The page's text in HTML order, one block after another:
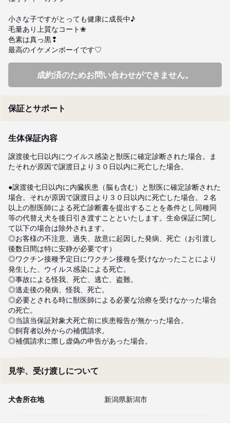
小さな子ですがとっても健康に成長中♪
毛量あり上質なコート❀
色素は真っ黒❢
最高のイケメンボーイです♡
成約済のためお問い合わせができません。
保証とサポート
生体保証内容
譲渡後七日以内にウイルス感染と獣医に確定診断された場合。ま
たそれが原因で譲渡日より３０日以内に死亡した場合。
●譲渡後七日以内に内臓疾患（脳も含む）と獣医に確定診断された
場合。それが原因で譲渡日より３０日以内に死亡した場合。２名
以上の獣医師による死亡診断書を提出することを条件とし同種同
等の代替え犬を後日引き渡すことといたします。生命保証に関し
て以下の場合は除外されます。
◎お客様の不注意、過失、故意に起因した発病、死亡（お引渡し
後数日間は特に安静が必要です）
◎ワクチン接種予定日にワクチン接種を受けなかったことにより
発生した、ウイルス感染による死亡。
◎事故による怪我、死亡、逃亡、盗難。
◎逃走後の発病、怪我、死亡。
◎必要とされる時に獣医師による必要な治療を受けなかった場合
の死亡。
◎当該当保証対象犬死亡前に疾患報告が無かった場合。
◎飼育者以外からの補償請求。
◎補償請求に際し虚偽の申告があった場合。
見学、受け渡しについて
犬舎所在地 新潟県新潟市